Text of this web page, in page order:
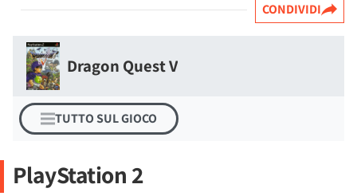
CONDIVIDI
Dragon Quest V
TUTTO SUL GIOCO
PlayStation 2